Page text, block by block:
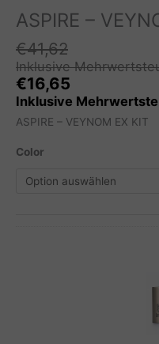
ASPIRE –
€41,62
Inklusive
€16,65
Inklusive
ASPIRE – VEYNOM EX KIT
Color